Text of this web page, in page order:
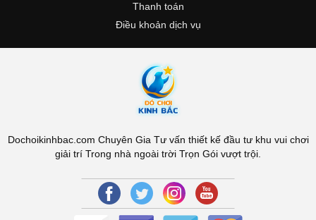
Thanh toán
Điều khoản dịch vụ
Dochoikinhbac.com Chuyên Gia Tư vấn thiết kế đầu tư khu vui chơi
giải trí Trong nhà ngoài trời Trọn Gói vượt trội.